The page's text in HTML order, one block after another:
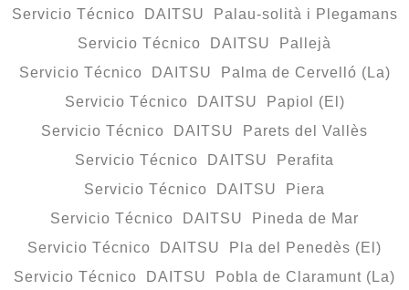
Servicio Técnico DAITSU Palau-solità i Plegamans
Servicio Técnico DAITSU Pallejà
Servicio Técnico DAITSU Palma de Cervelló (La)
Servicio Técnico DAITSU Papiol (El)
Servicio Técnico DAITSU Parets del Vallès
Servicio Técnico DAITSU Perafita
Servicio Técnico DAITSU Piera
Servicio Técnico DAITSU Pineda de Mar
Servicio Técnico DAITSU Pla del Penedès (El)
Servicio Técnico DAITSU Pobla de Claramunt (La)